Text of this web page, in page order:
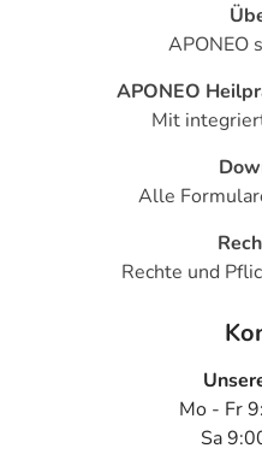
APONEO
APONEO
Mit
Alle
Rechte und
Mo - Fr
Sa